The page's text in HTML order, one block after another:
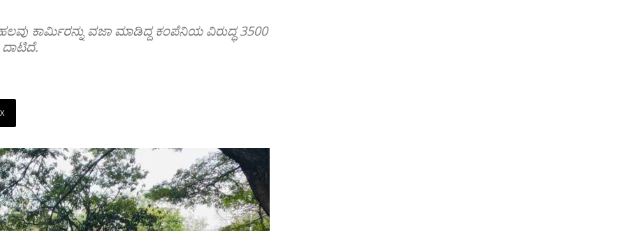
ಕಾರ್ಮಿರನ್ನು ವಜಾ ಮಾಡಿದ್ದ ಕಂಪೆನಿಯ ವಿರುದ್ಧ 3500
ದಾಟಿದೆ.
X